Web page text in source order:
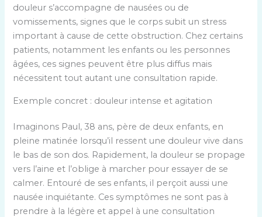
douleur s’accompagne de nausées ou de
vomissements, signes que le corps subit un stress
important à cause de cette obstruction. Chez certains
patients, notamment les enfants ou les personnes
âgées, ces signes peuvent être plus diffus mais
nécessitent tout autant une consultation rapide.
Exemple concret : douleur intense et agitation
Imaginons Paul, 38 ans, père de deux enfants, en
pleine matinée lorsqu’il ressent une douleur vive dans
le bas de son dos. Rapidement, la douleur se propage
vers l’aine et l’oblige à marcher pour essayer de se
calmer. Entouré de ses enfants, il perçoit aussi une
nausée inquiétante. Ces symptômes ne sont pas à
prendre à la légère et appel à une consultation